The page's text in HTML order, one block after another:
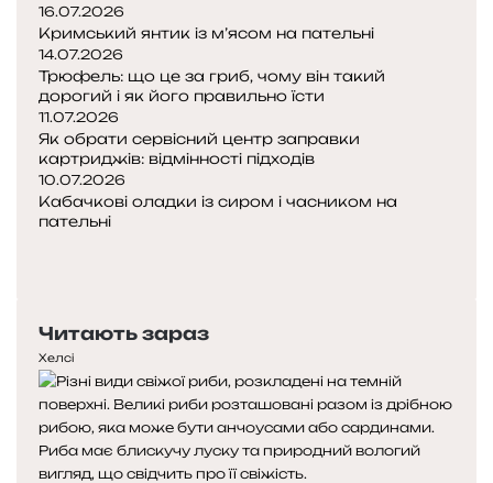
ч
о
к
16.07.2026
Кримський янтик із м’ясом на пательні
14.07.2026
Трюфель: що це за гриб, чому він такий
дорогий і як його правильно їсти
11.07.2026
Як обрати сервісний центр заправки
картриджів: відмінності підходів
10.07.2026
Кабачкові оладки із сиром і часником на
пательні
р
е
д
н
я
с
т
т
у
п
н
а
с
т
Читають зараз
Хелсі